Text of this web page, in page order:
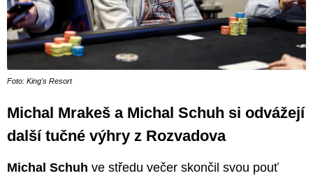
Foto: King's Resort
Michal Mrakeš a Michal Schuh si odvážejí
další tučné výhry z Rozvadova
Michal Schuh ve středu večer skončil svou pouť